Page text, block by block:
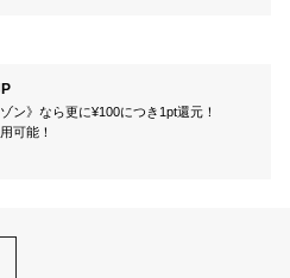
ン》なら更に¥100につき1pt還元！
可能！